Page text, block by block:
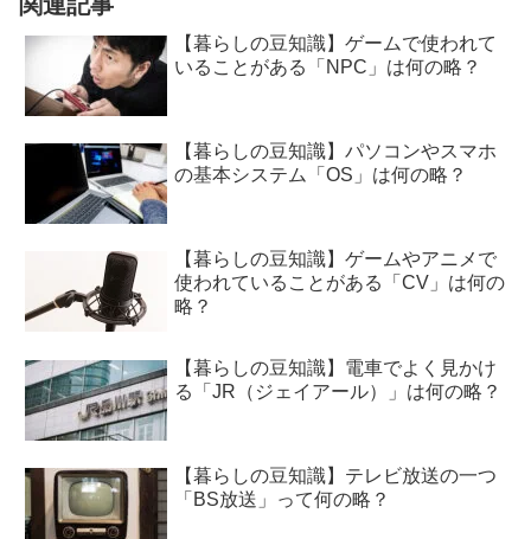
【暮らしの豆知識】ゲームで使われて
いることがある「NPC」は何の略？
【暮らしの豆知識】パソコンやスマホ
の基本システム「OS」は何の略？
【暮らしの豆知識】ゲームやアニメで
使われていることがある「CV」は何の
略？
【暮らしの豆知識】電車でよく見かけ
る「JR（ジェイアール）」は何の略？
【暮らしの豆知識】テレビ放送の一つ
「BS放送」って何の略？